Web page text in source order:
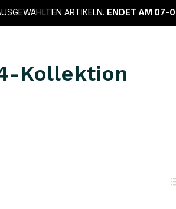
ARTIKELN. ENDET AM 07-
Kollektion